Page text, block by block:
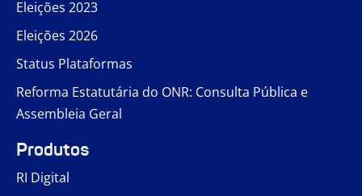
Eleições 2023
Eleições 2026
Status Plataformas
Reforma Estatutária do ONR: Consulta Pública e
Assembleia Geral
Produtos
RI Digital